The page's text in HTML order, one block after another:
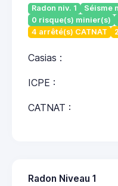
Radon niv. 1 Séisme
0 risque(s) minier(s)
4 arrêté(s) CATNAT
Casias :
ICPE :
CATNAT :
Radon Niveau 1